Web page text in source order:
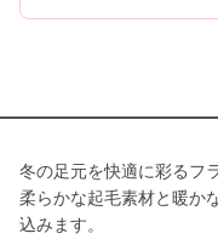
冬の足元を快適に彩るフ
柔らかな起毛素材と暖か
込みます。